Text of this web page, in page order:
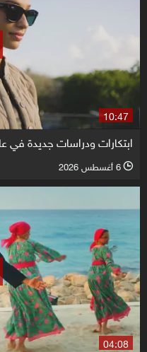
10:47
ابتكارات ودراسات جديدة في
l 6 أغسطس 2026
04:08